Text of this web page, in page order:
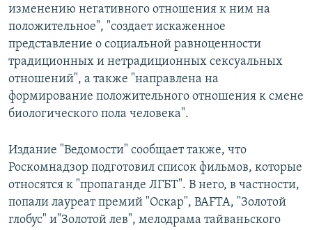
изменению негативного отношения к ним на
положительное", "создает искаженное
представление о социальной равноценности
традиционных и нетрадиционных сексуальных
отношений", а также "направлена на
формирование положительного отношения к смене
биологического пола человека".
Издание "Ведомости" сообщает также, что
Роскомнадзор подготовил список фильмов, которые
относятся к "пропаганде ЛГБТ". В него, в частности,
попали лауреат премий "Оскар", BAFTA, "Золотой
глобус" и"Золотой лев", мелодрама тайваньского